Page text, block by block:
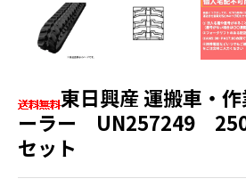
東日興産 運搬車・
ーラー UN257249
セット